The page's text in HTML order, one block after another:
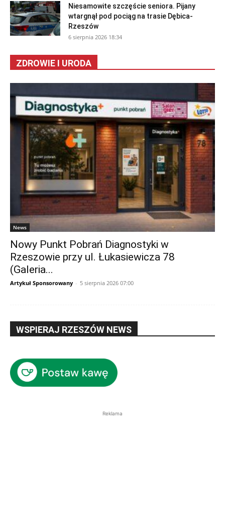
Niesamowite szczęście seniora. Pijany
wtargnął pod pociąg na trasie Dębica-
Rzeszów
6 sierpnia 2026 18:34
ZDROWIE I URODA
News
Nowy Punkt Pobrań Diagnostyki w
Rzeszowie przy ul. Łukasiewicza 78
(Galeria...
Artykuł Sponsorowany - 5 sierpnia 2026 07:00
WSPIERAJ RZESZÓW NEWS
Reklama